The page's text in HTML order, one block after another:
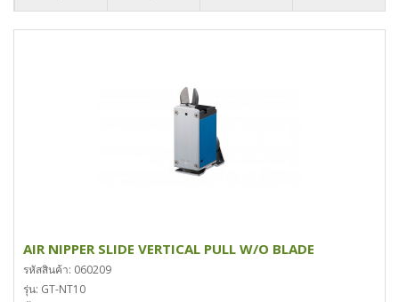
AIR NIPPER SLIDE VERTICAL PULL W/O BLADE
รหัสสินค้า: 060209
รุ่น: GT-NT10